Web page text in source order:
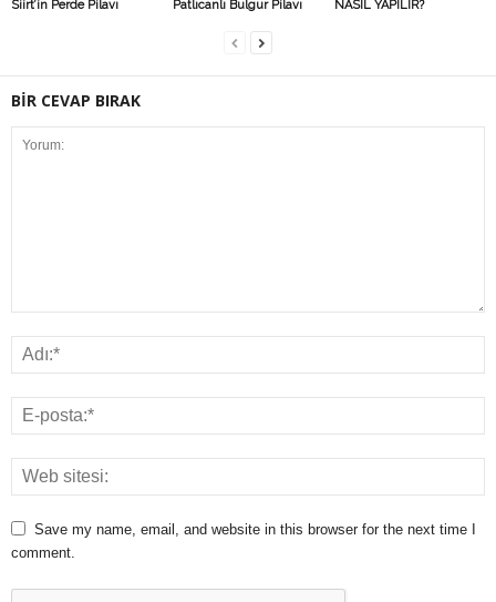
Siirt’in Perde Pilavı Patlıcanlı Bulgur Pilavı NASIL YAPILIR?
BİR CEVAP BIRAK
Save my name, email, and website in this browser for the next time I
comment.